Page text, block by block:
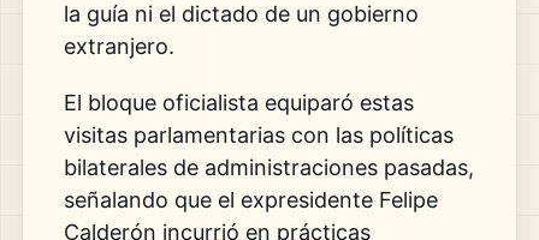
la guía ni el dictado de un gobierno
extranjero.
El bloque oficialista equiparó estas
visitas parlamentarias con las políticas
bilaterales de administraciones pasadas,
señalando que el expresidente Felipe
Calderón incurrió en prácticas